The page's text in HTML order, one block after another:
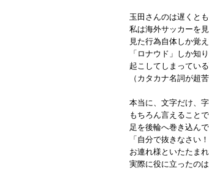
玉田さんのは遅くと
私は海外サッカーを
見た行為自体しか覚
「ロナウド」しか知
起こしてしまってい
（カタカナ名詞が超
本当に、文字だけ、
もちろん言えること
足を後輪へ巻き込ん
「自分で抜きなさい
お連れ様といたたま
実際に役に立ったの